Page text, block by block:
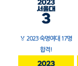
🏅 2023 숙명여대 17명
합격!